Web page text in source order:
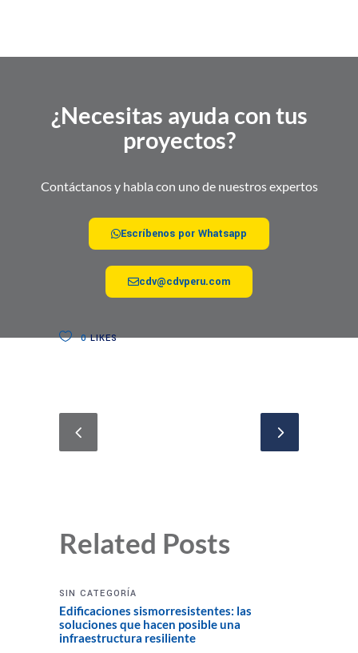
¿Necesitas ayuda con tus
proyectos?
Contáctanos y habla con uno de nuestros expertos
Escríbenos por Whatsapp
cdv@cdvperu.com
0LIKES
Related Posts
SIN CATEGORÍA
Edificaciones sismorresistentes: las
soluciones que hacen posible una
infraestructura resiliente